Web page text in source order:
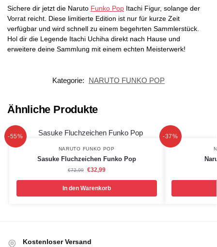
Sichere dir jetzt die Naruto Funko Pop Itachi Figur, solange der
Vorrat reicht. Diese limitierte Edition ist nur für kurze Zeit
verfügbar und wird schnell zu einem begehrten Sammlerstück.
Hol dir die Legende Itachi Uchiha direkt nach Hause und
erweitere deine Sammlung mit einem echten Meisterwerk!
Kategorie: NARUTO FUNKO POP
Ähnliche Produkte
-55%
NARUTO FUNKO POP
Sasuke Fluchzeichen Funko Pop
€72,99 €32,99
In den Warenkorb
-37%
Kostenloser Versand